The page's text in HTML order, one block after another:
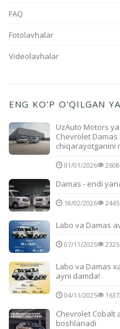
FAQ
Fotolavhalar
Videolavhalar
ENG KO'P O'QILGAN
UzAuto Motors
Chevrolet
chiqarayotganini
01/01/2026
Damas - endi
18/02/2026
Labo va Damas
07/11/2025
Labo va Damas
ayni damda!
04/11/2025
Chevrolet Cobalt
boshlanadi